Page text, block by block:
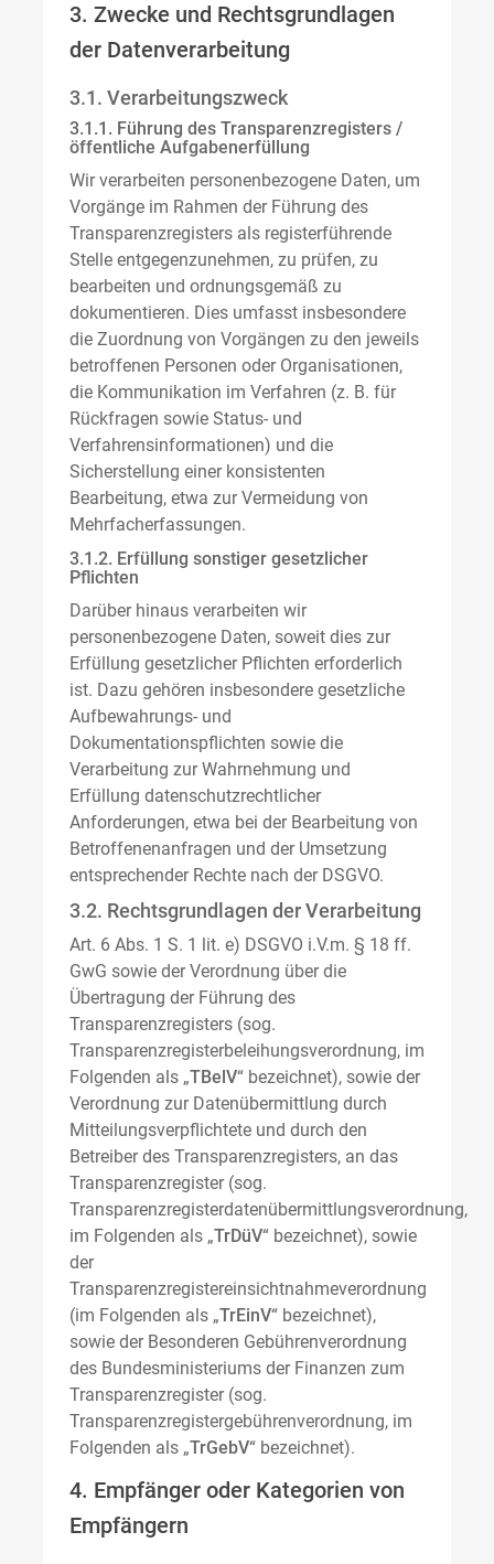
3. Zwecke und Rechtsgrundlagen
der Datenverarbeitung
3.1. Verarbeitungszweck
3.1.1. Führung des Transparenzregisters /
öffentliche Aufgabenerfüllung
Wir verarbeiten personenbezogene Daten, um
Vorgänge im Rahmen der Führung des
Transparenzregisters als registerführende
Stelle entgegenzunehmen, zu prüfen, zu
bearbeiten und ordnungsgemäß zu
dokumentieren. Dies umfasst insbesondere
die Zuordnung von Vorgängen zu den jeweils
betroffenen Personen oder Organisationen,
die Kommunikation im Verfahren (z. B. für
Rückfragen sowie Status- und
Verfahrensinformationen) und die
Sicherstellung einer konsistenten
Bearbeitung, etwa zur Vermeidung von
Mehrfacherfassungen.
3.1.2. Erfüllung sonstiger gesetzlicher
Pflichten
Darüber hinaus verarbeiten wir
personenbezogene Daten, soweit dies zur
Erfüllung gesetzlicher Pflichten erforderlich
ist. Dazu gehören insbesondere gesetzliche
Aufbewahrungs- und
Dokumentationspflichten sowie die
Verarbeitung zur Wahrnehmung und
Erfüllung datenschutzrechtlicher
Anforderungen, etwa bei der Bearbeitung von
Betroffenenanfragen und der Umsetzung
entsprechender Rechte nach der DSGVO.
3.2. Rechtsgrundlagen der Verarbeitung
Art. 6 Abs. 1 S. 1 lit. e) DSGVO i.V.m. § 18 ff.
GwG sowie der Verordnung über die
Übertragung der Führung des
Transparenzregisters (sog.
Transparenzregisterbeleihungsverordnung, im
Folgenden als „TBelV“ bezeichnet), sowie der
Verordnung zur Datenübermittlung durch
Mitteilungsverpflichtete und durch den
Betreiber des Transparenzregisters, an das
Transparenzregister (sog.
Transparenzregisterdatenübermittlungsverordnung,
im Folgenden als „TrDüV“ bezeichnet), sowie
der
Transparenzregistereinsichtnahmeverordnung
(im Folgenden als „TrEinV“ bezeichnet),
sowie der Besonderen Gebührenverordnung
des Bundesministeriums der Finanzen zum
Transparenzregister (sog.
Transparenzregistergebührenverordnung, im
Folgenden als „TrGebV“ bezeichnet).
4. Empfänger oder Kategorien von
Empfängern